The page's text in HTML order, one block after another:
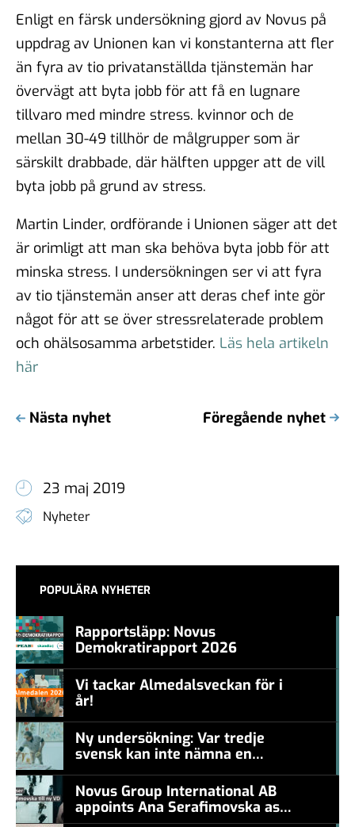
Enligt en färsk undersökning gjord av Novus på
uppdrag av Unionen kan vi konstanterna att fler
än fyra av tio privatanställda tjänstemän har
övervägt att byta jobb för att få en lugnare
tillvaro med mindre stress. kvinnor och de
mellan 30-49 tillhör de målgrupper som är
särskilt drabbade, där hälften uppger att de vill
byta jobb på grund av stress.
Martin Linder, ordförande i Unionen säger att det
är orimligt att man ska behöva byta jobb för att
minska stress. I undersökningen ser vi att fyra
av tio tjänstemän anser att deras chef inte gör
något för att se över stressrelaterade problem
och ohälsosamma arbetstider. Läs hela artikeln
här
Nästa nyhet Föregående nyhet
23 maj 2019
Nyheter
POPULÄRA NYHETER
Rapportsläpp: Novus
Demokratirapport 2026
Vi tackar Almedalsveckan för i
år!
Ny undersökning: Var tredje
svensk kan inte nämna en
levande konstnär
Novus Group International AB
appoints Ana Serafimovska as
new CEO